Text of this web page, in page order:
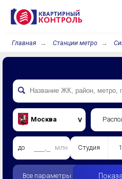
Главная Станции метро
Москва
до млн. Студия 1
Все параметры